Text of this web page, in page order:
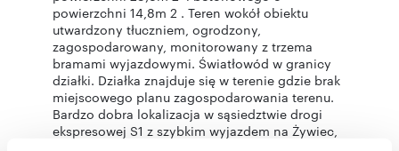
powierzchni 14,8m 2 . Teren wokół obiektu
utwardzony tłuczniem, ogrodzony,
zagospodarowany, monitorowany z trzema
bramami wyjazdowymi. Światłowód w granicy
działki. Działka znajduje się w terenie gdzie brak
miejscowego planu zagospodarowania terenu.
Bardzo dobra lokalizacja w sąsiedztwie drogi
ekspresowej S1 z szybkim wyjazdem na Żywiec,